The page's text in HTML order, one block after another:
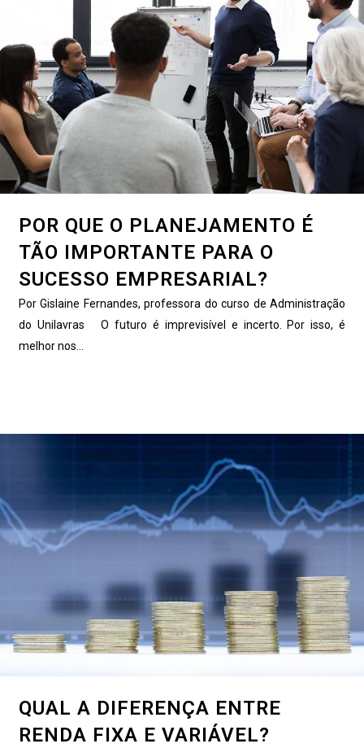
POR QUE O PLANEJAMENTO É
TÃO IMPORTANTE PARA O
SUCESSO EMPRESARIAL?
Por Gislaine Fernandes, professora do curso de Administração
do Unilavras O futuro é imprevisível e incerto. Por isso, é
melhor nos...
QUAL A DIFERENÇA ENTRE
RENDA FIXA E VARIÁVEL?